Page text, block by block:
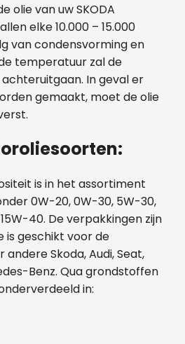
olie van uw SKODA
elke 10.000 – 15.000
van condensvorming en
temperatuur zal de
In geval er
gemaakt, moet de olie
is in het assortiment
0W-20, 0W-30, 5W-30,
40. De verpakkingen zijn
is geschikt voor de
Skoda, Audi, Seat,
Benz. Qua grondstoffen
in: